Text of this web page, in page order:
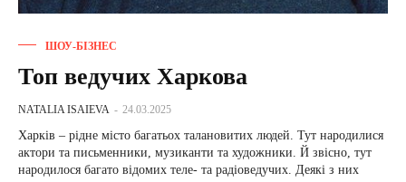
ШОУ-БІЗНЕС
Топ ведучих Харкова
NATALIA ISAIEVA - 24.03.2025
Харків – рідне місто багатьох талановитих людей. Тут народилися
актори та письменники, музиканти та художники. Й звісно, тут
народилося багато відомих теле- та радіоведучих. Деякі з них